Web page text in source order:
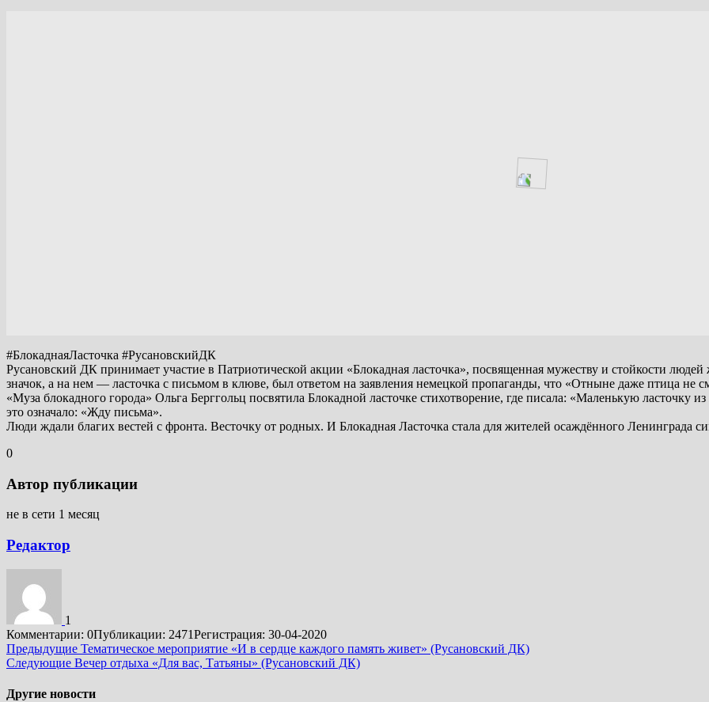
#БлокаднаяЛасточка #РусановскийДК
Русановский ДК принимает участие в Патриотической акции «Блокадная ласточка», посвященная мужеству и стойкости
значок, а на нем — ласточка с письмом в клюве, был ответом на заявления немецкой пропаганды, что «Отныне даже птица не
«Муза блокадного города» Ольга Берггольц посвятила Блокадной ласточке стихотворение, где писала: «Маленькую ласточку
это означало: «Жду письма».
Люди ждали благих вестей с фронта. Весточку от родных. И Блокадная Ласточка стала для жителей осаждённого Ленинграда
0
Автор публикации
не в сети 1 месяц
Редактор
1
Комментарии: 0Публикации: 2471Регистрация: 30-04-2020
Подробнее
Предыдущие Тематическое мероприятие «И в сердце каждого память живет» (Русановский ДК)
Следующие Вечер отдыха «Для вас, Татьяны» (Русановский ДК)
Другие новости